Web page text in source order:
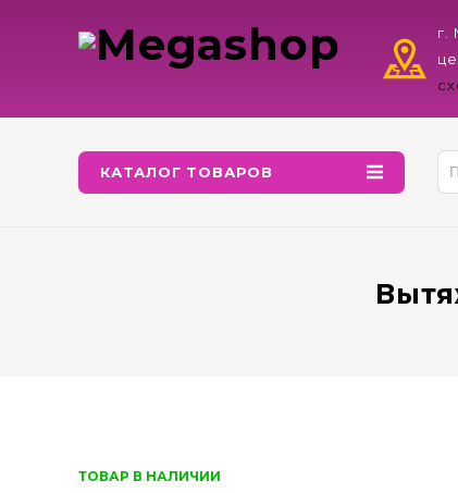
г.
КАТАЛОГ ТОВАРОВ
ТОВАР В НАЛИЧИИ